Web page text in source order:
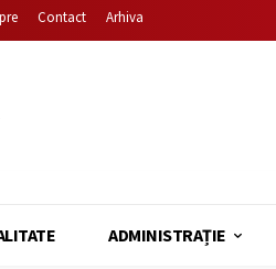
Contact Arhiva
ADMINISTRAȚIE